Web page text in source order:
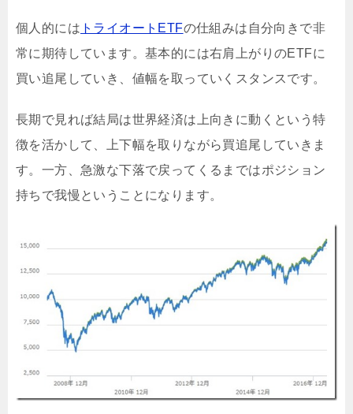
個人的には トライオートETFの仕組みは自分向きで非
常に期待しています。基本的には右肩上がりのETFに
買い追尾していき、値幅を取っていくスタンスです。
長期で見れば結局は世界経済は上向きに動くという特
徴を活かして、上下幅を取りながら買追尾していきま
す。一方、急激な下落で戻ってくるまではポジション
持ちで我慢ということになります。